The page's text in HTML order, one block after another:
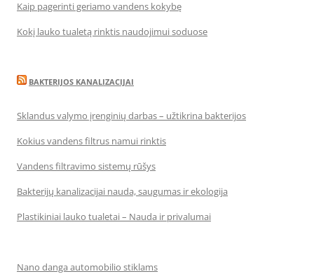
Kaip pagerinti geriamo vandens kokybę
Kokį lauko tualetą rinktis naudojimui soduose
BAKTERIJOS KANALIZACIJAI
Sklandus valymo įrenginių darbas – užtikrina bakterijos
Kokius vandens filtrus namui rinktis
Vandens filtravimo sistemų rūšys
Bakterijų kanalizacijai nauda, saugumas ir ekologija
Plastikiniai lauko tualetai – Nauda ir privalumai
Nano danga automobilio stiklams